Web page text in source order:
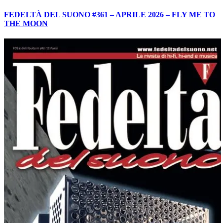
FEDELTÀ DEL SUONO #361 – APRILE 2026 – FLY ME TO
THE MOON